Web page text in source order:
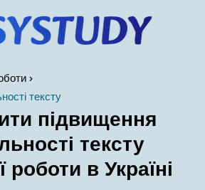
підвищення
тексту
роботи в Україні
тексту